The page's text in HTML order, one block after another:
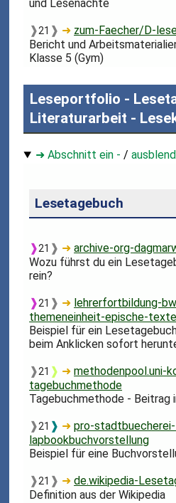
und Lesenächte
❱21 ❱ ➜ zum-Faecher/D-
Bericht und
Klasse 5 (Gym)
Leseportfolio -
Literaturarbeit -
➜ Abschnitt ein - /
Lesetagebuch
❱21 ❱ ➜archive-org-
Wozu führst du ein
rein?
❱21 ❱ ➜ lehrerfortbildung-
themeneinheit-epische-texte
Beispiel für ein
beim Anklicken sofort
❱21 ❱ ➜methodenpool.uni-
tagebuchmethode
Tagebuchmethode - Beitrag
❱21 ❱ ➜pro-
lapbookbuchvorstellung
Beispiel für eine
❱21 ❱ ➜de.wikipedia-
Definition aus der Wikipedia